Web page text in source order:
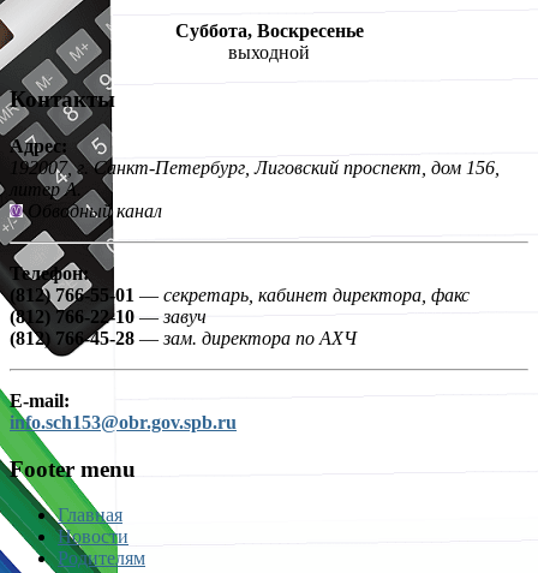
Суббота, Воскресенье
выходной
Контакты
Адрес:
192007, г. Санкт-Петербург, Лиговский проспект, дом 156,
литер А.
Обводный канал
Телефон:
(812) 766-55-01 — секретарь, кабинет директора, факс
(812) 766-22-10 —завуч
(812) 766-45-28 —зам. директора по АХЧ
E-mail:
info.sch153@obr.gov.spb.ru
Footer menu
Главная
Новости
Родителям